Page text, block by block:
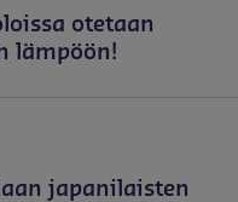
otetaan
lämpöön!
japanilaisten